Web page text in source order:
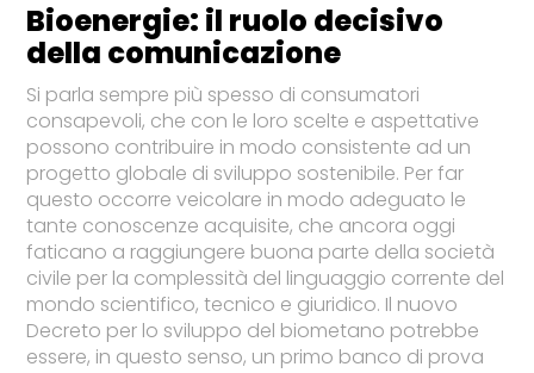
Bioenergie: il ruolo decisivo
della comunicazione
Si parla sempre più spesso di consumatori
consapevoli, che con le loro scelte e aspettative
possono contribuire in modo consistente ad un
progetto globale di sviluppo sostenibile. Per far
questo occorre veicolare in modo adeguato le
tante conoscenze acquisite, che ancora oggi
faticano a raggiungere buona parte della società
civile per la complessità del linguaggio corrente del
mondo scientifico, tecnico e giuridico. Il nuovo
Decreto per lo sviluppo del biometano potrebbe
essere, in questo senso, un primo banco di prova